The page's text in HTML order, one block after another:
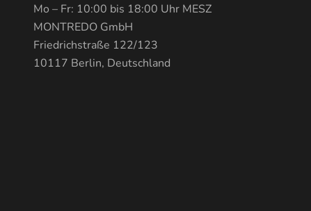
Mo – Fr: 10:00 bis 18:00 Uhr MESZ
MONTREDO GmbH
Friedrichstraße 122/123
10117 Berlin, Deutschland